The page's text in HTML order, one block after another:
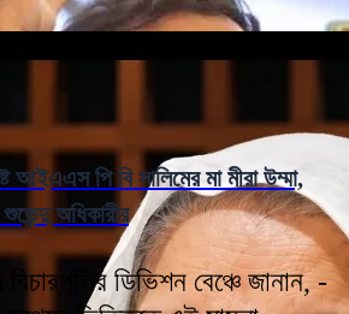
সালিমের মা মীরা উম্মা,
অধিকারীর
বিচারপতির ডিভিশন বেঞ্চে জানান, -